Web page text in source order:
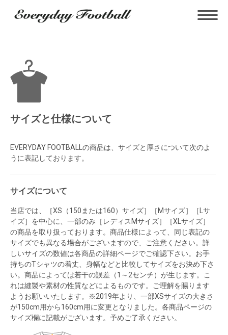
サイズと仕様について
EVERYDAY FOOTBALLの商品は、サイズと厚さについて次のよ
うに表記しております。
サイズについて
当店では、［XS（150または160）サイズ］［Mサイズ］［Lサ
イズ］を中心に、一部のみ［レディスMサイズ］［XLサイズ］
の商品を取り扱っております。商品仕様によって、同じ表記の
サイズでも異なる場合がございますので、ご注意ください。詳
しいサイズの数値は各商品の詳細ページでご確認下さい。お手
持ちのTシャツの着丈、身幅などと比較してサイズをお決め下さ
い。商品によっては若干の誤差（1～2センチ）が生じます。こ
れは縫製や素材の性質などによるものです。ご理解を賜ります
ようお願いいたします。※2019年より、一部XSサイズの大きさ
が150cm用から160cm用に変更となりました。各商品ページの
サイズ欄に記載がございます。予めご了承ください。